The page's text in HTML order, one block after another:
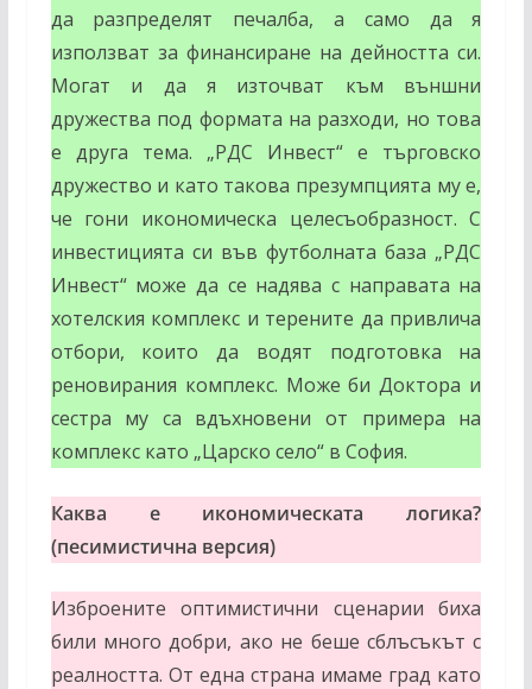
да разпределят печалба, а само да я
използват за финансиране на дейността си.
Могат и да я източват към външни
дружества под формата на разходи, но това
е друга тема. „РДС Инвест“ е търговско
дружество и като такова презумпцията му е,
че гони икономическа целесъобразност. С
инвестицията си във футболната база „РДС
Инвест“ може да се надява с направата на
хотелския комплекс и терените да привлича
отбори, които да водят подготовка на
реновирания комплекс. Може би Доктора и
сестра му са вдъхновени от примера на
комплекс като „Царско село“ в София.
Каква е икономическата логика?
(песимистична версия)
Изброените оптимистични сценарии биха
били много добри, ако не беше сблъсъкът с
реалността. От една страна имаме град като